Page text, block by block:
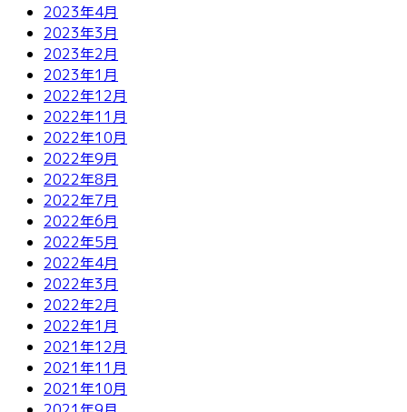
2023年4月
2023年3月
2023年2月
2023年1月
2022年12月
2022年11月
2022年10月
2022年9月
2022年8月
2022年7月
2022年6月
2022年5月
2022年4月
2022年3月
2022年2月
2022年1月
2021年12月
2021年11月
2021年10月